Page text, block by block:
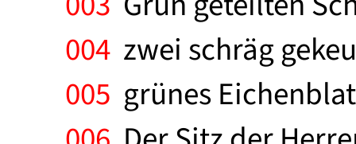
004 zwei schräg
005 grünes